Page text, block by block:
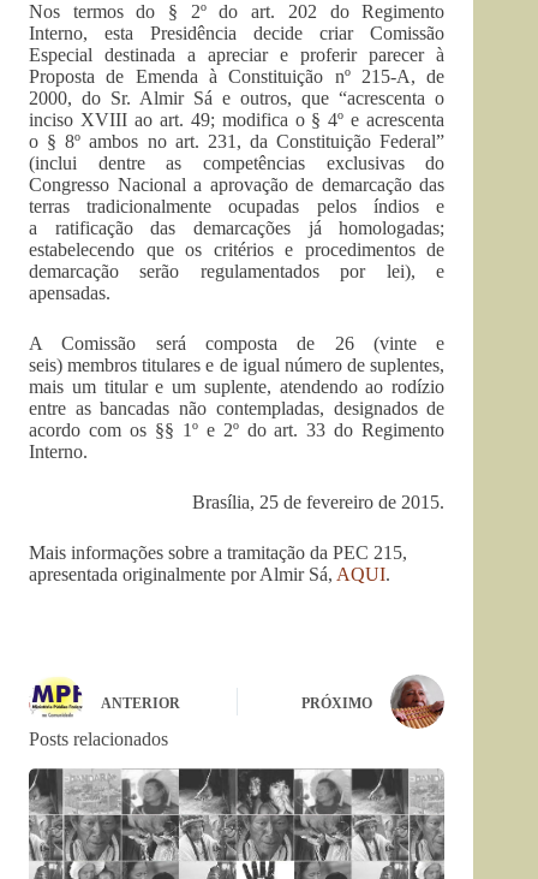
Nos termos do § 2º do art. 202 do Regimento
Interno, esta Presidência decide criar Comissão
Especial destinada a apreciar e proferir parecer à
Proposta de Emenda à Constituição nº 215-A, de
2000, do Sr. Almir Sá e outros, que “acrescenta o
inciso XVIII ao art. 49; modifica o § 4º e acrescenta
o § 8º ambos no art. 231, da Constituição Federal”
(inclui dentre as competências exclusivas do
Congresso Nacional a aprovação de demarcação das
terras tradicionalmente ocupadas pelos índios e
a ratificação das demarcações já homologadas;
estabelecendo que os critérios e procedimentos de
demarcação serão regulamentados por lei), e
apensadas.
A Comissão será composta de 26 (vinte e
seis) membros titulares e de igual número de suplentes,
mais um titular e um suplente, atendendo ao rodízio
entre as bancadas não contempladas, designados de
acordo com os §§ 1º e 2º do art. 33 do Regimento
Interno.
Brasília, 25 de fevereiro de 2015.
Mais informações sobre a tramitação da PEC 215,
apresentada originalmente por Almir Sá, AQUI.
ANTERIOR PRÓXIMO
Posts relacionados